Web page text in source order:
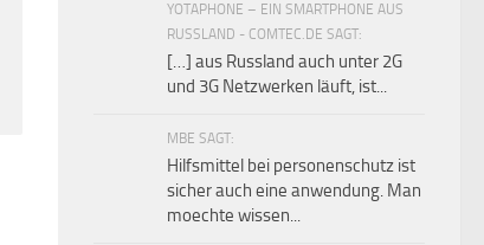
YOTAPHONE – EIN SMARTPHONE AUS
RUSSLAND - COMTEC.DE SAGT:
[…] aus Russland auch unter 2G
und 3G Netzwerken läuft, ist...
MBE SAGT:
Hilfsmittel bei personenschutz ist
sicher auch eine anwendung. Man
moechte wissen...